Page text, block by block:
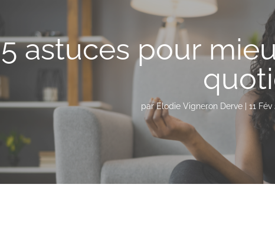
5 astuces pour
parElodie Vigneron Derve| 11 Fév